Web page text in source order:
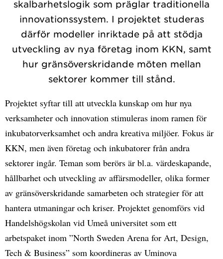
skalbarhetslogik som präglar traditionella
innovationssystem. I projektet studeras
därför modeller inriktade på att stödja
utveckling av nya företag inom KKN, samt
hur gränsöverskridande möten mellan
sektorer kommer till stånd.
Projektet syftar till att utveckla kunskap om hur nya
verksamheter och innovation stimuleras inom ramen för
inkubatorverksamhet och andra kreativa miljöer. Fokus är
KKN, men även företag och inkubatorer från andra
sektorer ingår. Teman som berörs är bl.a. värdeskapande,
hållbarhet och utveckling av affärsmodeller, olika former
av gränsöverskridande samarbeten och strategier för att
hantera utmaningar och kriser. Projektet genomförs vid
Handelshögskolan vid Umeå universitet som ett
arbetspaket inom ”North Sweden Arena for Art, Design,
Tech & Business” som koordineras av Uminova